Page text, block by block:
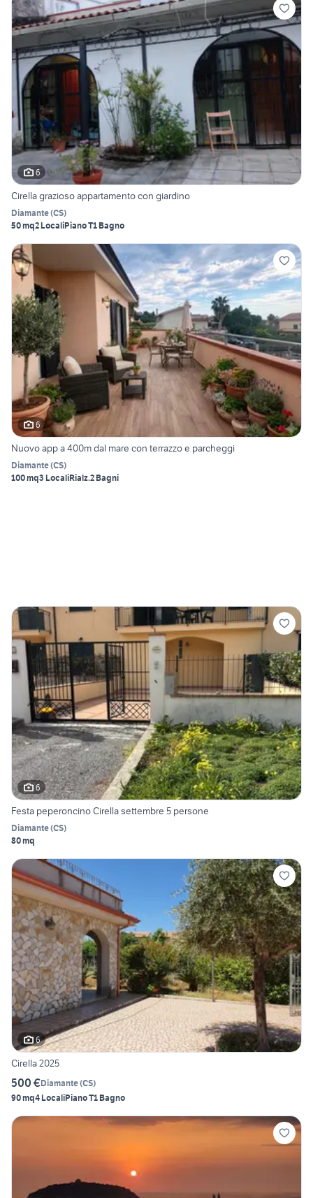
6
Cirella grazioso appartamento con giardino
Diamante(CS)
50 mq2 LocaliPiano T1 Bagno
6
Nuovo app a 400m dal mare con terrazzo e parcheggi
Diamante(CS)
100 mq3 LocaliRialz.2 Bagni
6
Festa peperoncino Cirella settembre 5 persone
Diamante(CS)
80 mq
6
Cirella 2025
500 €Diamante(CS)
90 mq4 LocaliPiano T1 Bagno